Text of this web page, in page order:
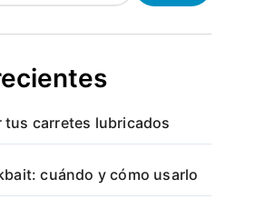
tus carretes lubricados
cuándo y cómo usarlo